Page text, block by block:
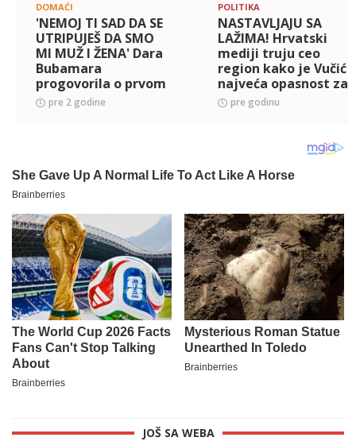
DOMAĆI
'NEMOJ TI SAD DA SE
UTRIPUJEŠ DA SMO
MI MUŽ I ŽENA' Dara
Bubamara
progovorila o prvom
braku, a ono što je
rekla mužu nakon
pre 2 godine
POLITIKA
NASTAVLJAJU SA
LAŽIMA! Hrvatski
mediji truju ceo
region kako je Vučić
najveća opasnost za
mir u regionu
pre godinu
JOŠ SA WEBA